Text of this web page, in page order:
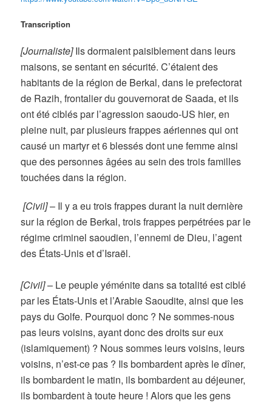
Transcription
[Journaliste] Ils dormaient paisiblement dans leurs
maisons, se sentant en sécurité. C’étaient des
habitants de la région de Berkal, dans le prefectorat
de Razih, frontalier du gouvernorat de Saada, et ils
ont été ciblés par l’agression saoudo-US hier, en
pleine nuit, par plusieurs frappes aériennes qui ont
causé un martyr et 6 blessés dont une femme ainsi
que des personnes âgées au sein des trois familles
touchées dans la région.
[Civil]– Il y a eu trois frappes durant la nuit dernière
sur la région de Berkal, trois frappes perpétrées par le
régime criminel saoudien, l’ennemi de Dieu, l’agent
des États-Unis et d’Israël.
[Civil]– Le peuple yéménite dans sa totalité est ciblé
par les États-Unis et l’Arabie Saoudite, ainsi que les
pays du Golfe. Pourquoi donc ? Ne sommes-nous
pas leurs voisins, ayant donc des droits sur eux
(islamiquement) ? Nous sommes leurs voisins, leurs
voisins, n’est-ce pas ? Ils bombardent après le dîner,
ils bombardent le matin, ils bombardent au déjeuner,
ils bombardent à toute heure ! Alors que les gens